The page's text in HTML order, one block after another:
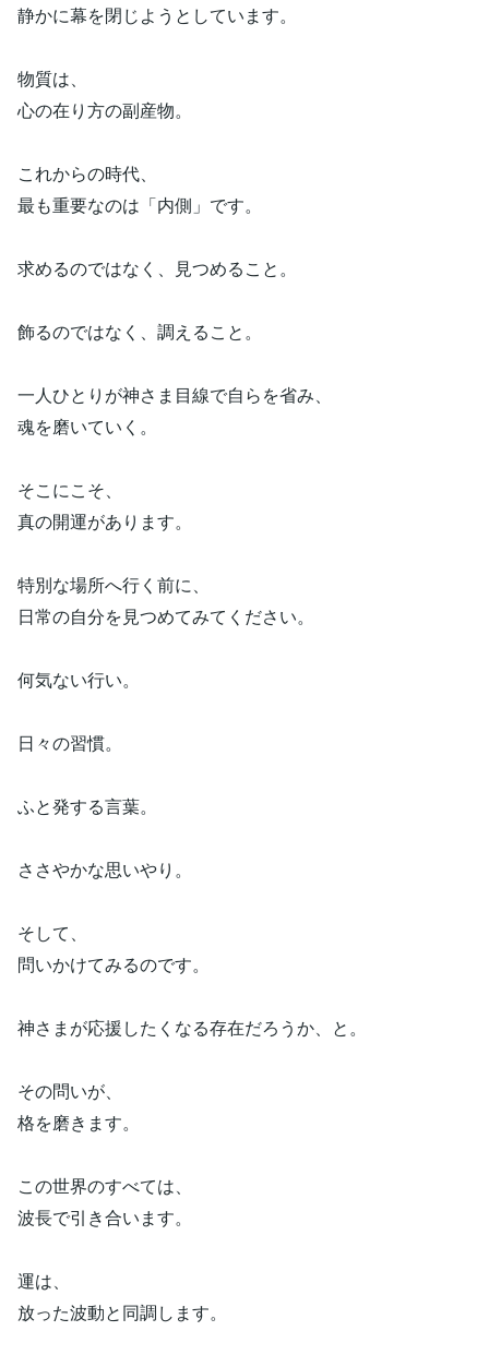
静かに幕を閉じようとしています。
物質は、
心の在り方の副産物。
これからの時代、
最も重要なのは「内側」です。
求めるのではなく、見つめること。
飾るのではなく、調えること。
一人ひとりが神さま目線で自らを省み、
魂を磨いていく。
そこにこそ、
真の開運があります。
特別な場所へ行く前に、
日常の自分を見つめてみてください。
何気ない行い。
日々の習慣。
ふと発する言葉。
ささやかな思いやり。
そして、
問いかけてみるのです。
神さまが応援したくなる存在だろうか、と。
その問いが、
格を磨きます。
この世界のすべては、
波長で引き合います。
運は、
放った波動と同調します。